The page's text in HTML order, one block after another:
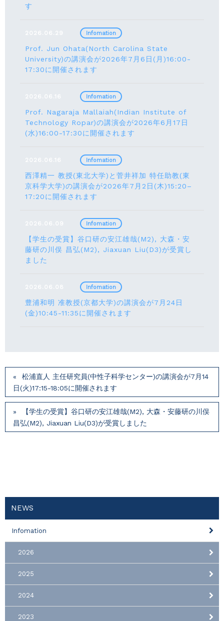
す
2026.06.29
Prof. Jun Ohata(North Carolina State
University)の講演会が2026年7月6日(月)16:00-
17:30に開催されます
Infomation
2026.06.16
Prof. Nagaraja Mallaiah(Indian Institute of
Technology Ropar)の講演会が2026年6月17⽇
(水)16:00-17:30に開催されます
Infomation
2026.06.16
西澤精一 教授(東北大学)と菅井祥加 特任助教(東
京科学大学)の講演会が2026年7月2日(木)15:20–
17:20に開催されます
Infomation
2026.06.09
【学生の受賞】谷口研の安江雄哉(M2), 大森・安
藤研の川俣 昌弘(M2), Jiaxuan Liu(D3)が受賞し
ました
Infomation
2026.06.08
豊浦和明 准教授(京都大学)の講演会が7月24⽇
(⾦)10:45-11:35に開催されます
Infomation
松浦直人 主任研究員(中性子科学センター)の講演会が7月14
⽇(火)17:15-18:05に開催されます
【学生の受賞】谷口研の安江雄哉(M2), 大森・安藤研の川俣
昌弘(M2), Jiaxuan Liu(D3)が受賞しました
NEWS
Infomation
2026
2025
2024
2023